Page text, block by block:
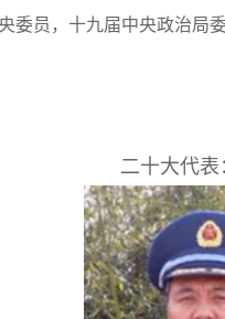
委员，十九届中央政治局委
二十大代表